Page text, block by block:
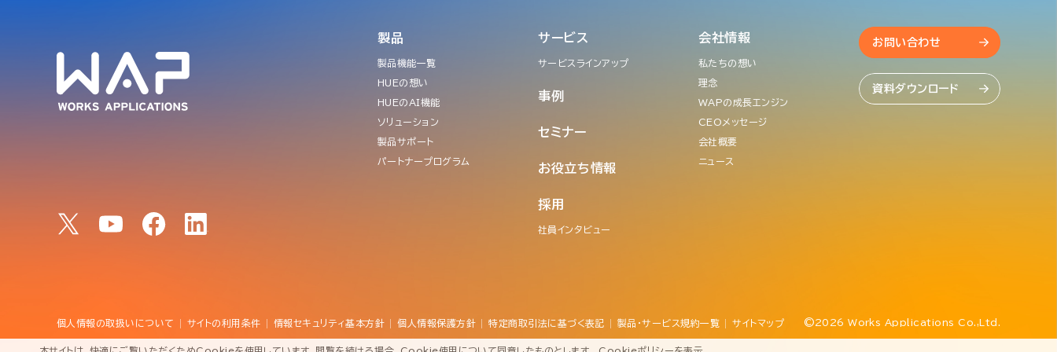
製品
製品機能一覧
HUEの想い
HUEのAI機能
ソリューション
製品サポート
パートナープログラム
サービス
サービスラインアップ
事例
セミナー
お役立ち情報
採用
社員インタビュー
会社情報
私たちの想い
理念
WAPの成長エンジン
CEOメッセージ
会社概要
ニュース
お問い合わせ
資料ダウンロード
個人情報の取扱いについて サイトの利用条件 情報セキュリティ基本方針 個人情報保護方針 特定商取引法に基づく表記 製品・サービス規約一覧 サイトマップ ©2026 Works Applications Co.,Ltd.